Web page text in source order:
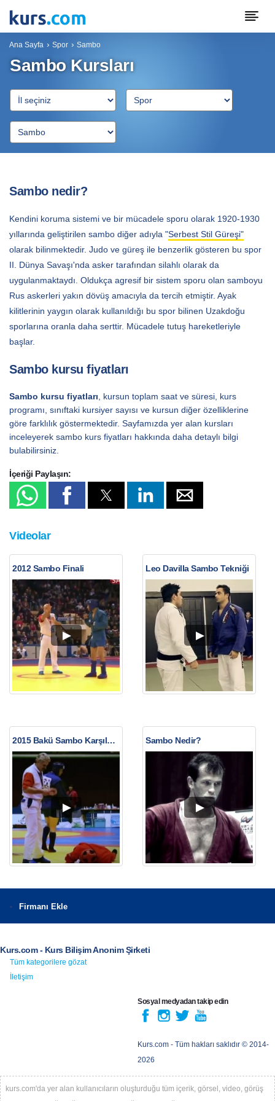
Ana Sayfa Spor Sambo
Sambo Kursları
Sambo nedir?
Kendini koruma sistemi ve bir mücadele sporu olarak 1920-1930
yıllarında geliştirilen sambo diğer adıyla "Serbest Stil Güreşi"
olarak bilinmektedir. Judo ve güreş ile benzerlik gösteren bu spor
II. Dünya Savaşı'nda asker tarafından silahlı olarak da
uygulanmaktaydı. Oldukça agresif bir sistem sporu olan samboyu
Rus askerleri yakın dövüş amacıyla da tercih etmiştir. Ayak
kilitlerinin yaygın olarak kullanıldığı bu spor bilinen Uzakdoğu
sporlarına oranla daha serttir. Mücadele tutuş hareketleriyle
başlar.
Sambo kursu fiyatları
Sambo kursu fiyatları , kursun toplam saat ve süresi, kurs
programı, sınıftaki kursiyer sayısı ve kursun diğer özelliklerine
göre farklılık göstermektedir. Sayfamızda yer alan kursları
inceleyerek sambo kurs fiyatları hakkında daha detaylı bilgi
bulabilirsiniz.
İçeriği Paylaşın:
Videolar
2012 Sambo Finali Leo Davilla Sambo Tekniği
2015 Bakü Sambo Karşılaşmasında Nakavt Sambo Nedir?
Firmanı Ekle
Kurs.com - Kurs Bilişim Anonim Şirketi
Tüm kategorilere gözat
İletişim
Sosyal medyadan takip edin
Kurs.com - Tüm hakları saklıdır © 2014-
2026
kurs.com'da yer alan kullanıcıların oluşturduğu tüm içerik, görsel, video, görüş